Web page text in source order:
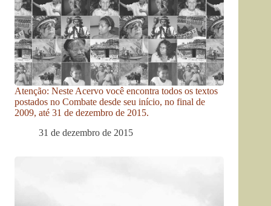
Atenção: Neste Acervo você encontra todos os textos
postados no Combate desde seu início, no final de
2009, até 31 de dezembro de 2015.
31 de dezembro de 2015